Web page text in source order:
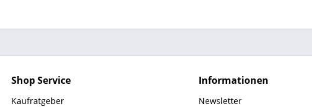
Shop Service
Kaufratgeber
Informationen
Newsletter